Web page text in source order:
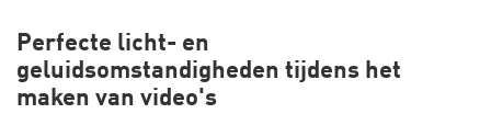
Perfecte licht- en
geluidsomstandigheden tijdens het
maken van video's